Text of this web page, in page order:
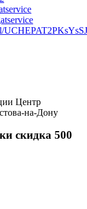
Центр
на-Дону
скидка 500